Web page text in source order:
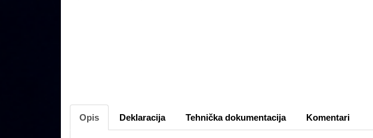
Opis Deklaracija Tehnička dokumentacija Komentari